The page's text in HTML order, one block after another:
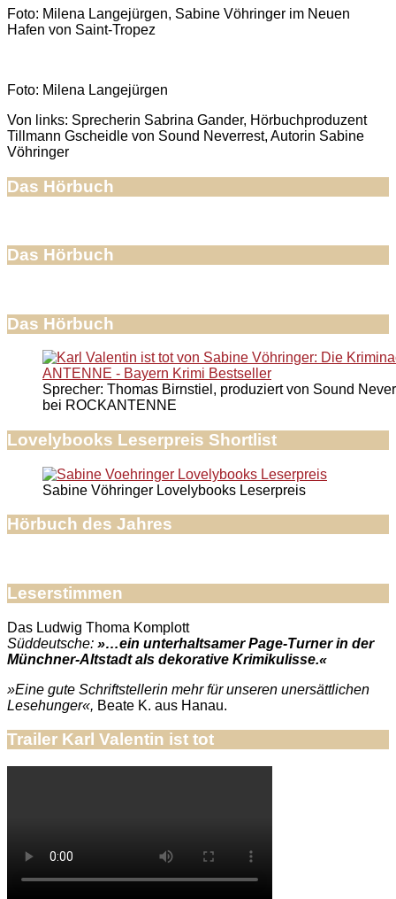
Foto: Milena Langejürgen, Sabine Vöhringer im Neuen
Hafen von Saint-Tropez
Foto: Milena Langejürgen
Von links: Sprecherin Sabrina Gander, Hörbuchproduzent
Tillmann Gscheidle von Sound Neverrest, Autorin Sabine
Vöhringer
Das Hörbuch
Das Hörbuch
Das Hörbuch
Sprecher: Thomas Birnstiel, produziert von Sound
bei ROCKANTENNE
Lovelybooks Leserpreis Shortlist
Sabine Vöhringer Lovelybooks Leserpreis
Hörbuch des Jahres
Leserstimmen
Das Ludwig Thoma Komplott
Süddeutsche: »…ein unterhaltsamer Page-Turner in der
Münchner-Altstadt als dekorative Krimikulisse.«
»Eine gute Schriftstellerin mehr für unseren unersättlichen
Lesehunger«, Beate K. aus Hanau.
Trailer Karl Valentin ist tot